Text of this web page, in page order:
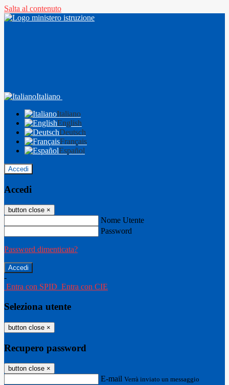
Salta al contenuto
Italiano
Italiano
English
Deutsch
Français
Español
Accedi
Accedi
button close ×
Nome Utente
Password
Password dimenticata?
-
Entra con SPID Entra con CIE
Seleziona utente
button close ×
Recupero password
button close ×
E-mail Verrà inviato un messaggio